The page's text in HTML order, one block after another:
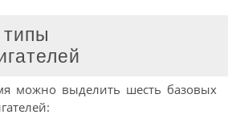
можно выделить шесть базовых